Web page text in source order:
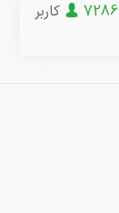
7286
کاربر